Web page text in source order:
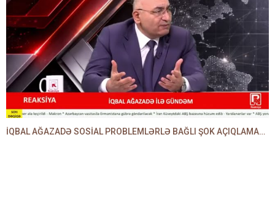
İQBAL AĞAZADƏ SOSİAL PROBLEMLƏRLƏ BAĞLI ŞOK AÇIQLAMALAR VERDİ